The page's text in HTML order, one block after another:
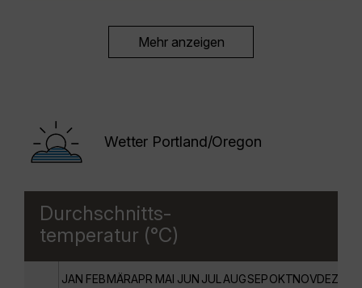
Mehr anzeigen
Wetter Portland/Oregon
Durchschnitts-
temperatur (°C)
JAN FEBMÄRAPR MAI JUN JUL AUGSEPOKTNOVDEZ